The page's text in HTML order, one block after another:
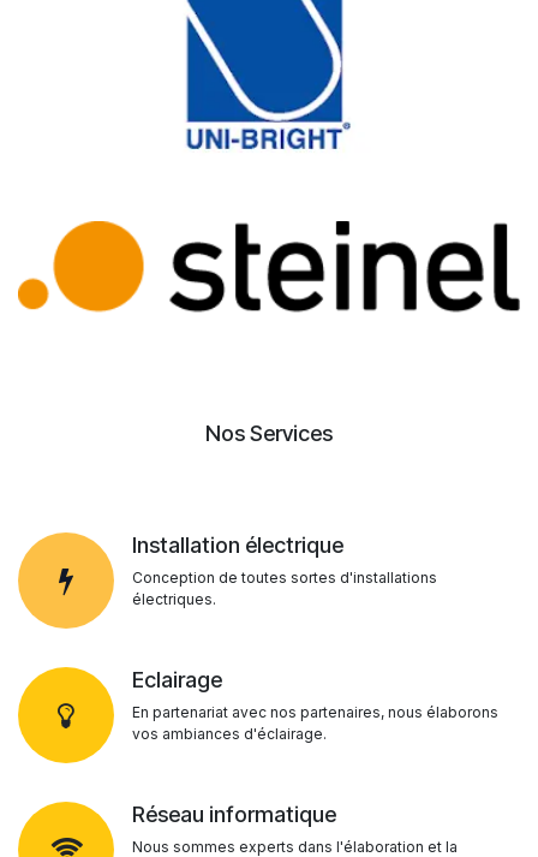
Nos Services
Installation électrique
Conception de toutes sortes d'installations
électriques.
Eclairage
En partenariat avec nos partenaires, nous élaborons
vos ambiances d'éclairage.
Réseau informatique
Nous sommes experts dans l'élaboration et la